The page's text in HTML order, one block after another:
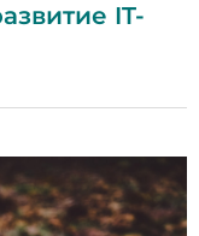
IT-